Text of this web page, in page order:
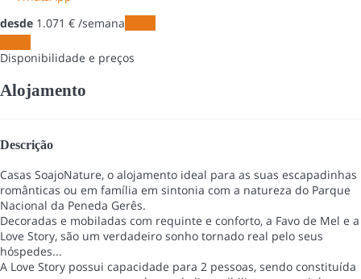
desde 1.071 € /semana
Disponibilidade e preços
Alojamento
Descrição
Casas SoajoNature, o alojamento ideal para as suas escapadinhas
românticas ou em família em sintonia com a natureza do Parque
Nacional da Peneda Gerês.
Decoradas e mobiladas com requinte e conforto, a Favo de Mel e a
Love Story, são um verdadeiro sonho tornado real pelo seus
hóspedes...
A Love Story possui capacidade para 2 pessoas, sendo constituída